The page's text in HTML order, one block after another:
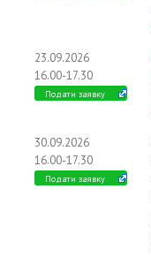
23.09.2026
16.00-17.30
Подати заявку
30.09.2026
16.00-17.30
Подати заявку